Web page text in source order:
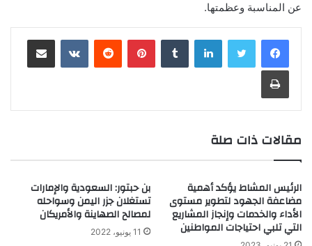
عن المناسبة وعظمتها.
لينكدإن بينتيريست
مقالات ذات صلة
الرئيس المشاط يؤكد أهمية
مضاعفة الجهود لتطوير مستوى
الأداء والخدمات وإنجاز المشاريع
التي تلبي احتياجات المواطنين
بن حبتور: السعودية والإمارات
تستغلان جزر اليمن وسواحله
لمصالح الصهاينة والأمريكان
11 يونيو، 2022